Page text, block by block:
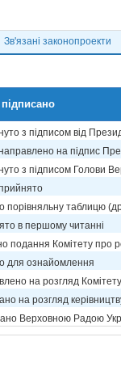
Зв'язані законопроекти
з підписом від
на підпис
з підписом Голови
порівняльну таблицю
в першому читанні
подання Комітету про
для ознайомлення
на розгляд Комітету
на розгляд
Верховною Радою